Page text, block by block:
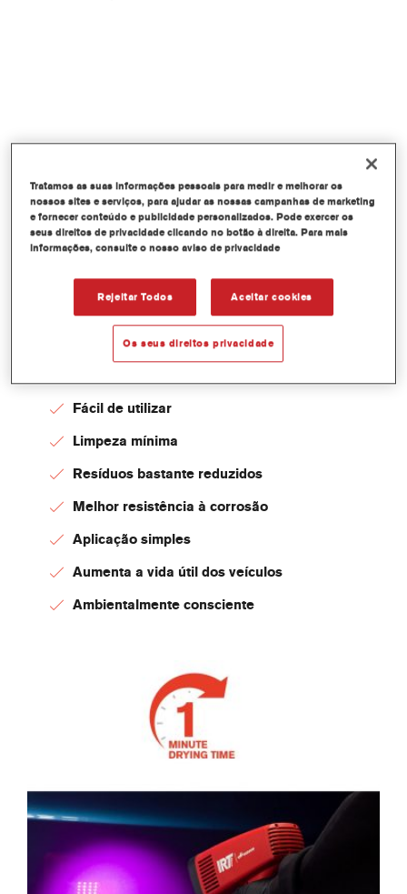
BENEFÍCIOS
Menos tempo de espera para si e para os
Maior produtividade
Fácil de utilizar
Limpeza mínima
Resíduos bastante reduzidos
Melhor resistência à corrosão
Aplicação simples
Aumenta a vida útil dos veículos
Ambientalmente consciente
Tratamos as suas informações pessoais para medir e melhorar os
nossos sites e serviços, para ajudar as nossas campanhas de marketing
e fornecer conteúdo e publicidade personalizados. Pode exercer os
seus direitos de privacidade clicando no botão à direita. Para mais
informações, consulte o nosso aviso de privacidade
Rejeitar Todos Aceitar cookies
Os seus direitos privacidade